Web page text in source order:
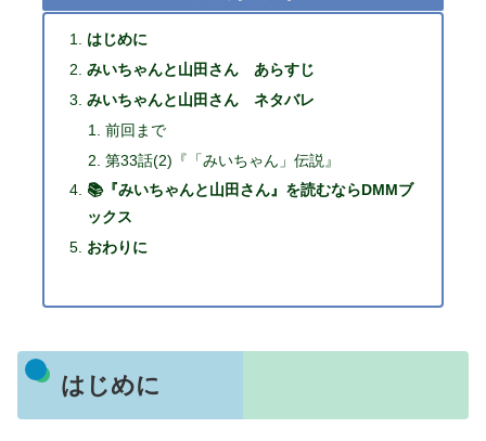
はじめに
みいちゃんと山田さん あらすじ
みいちゃんと山田さん ネタバレ
前回まで
第33話(2)『「みいちゃん」伝説』
📚『みいちゃんと山田さん』を読むならDMMブ
ックス
おわりに
はじめに